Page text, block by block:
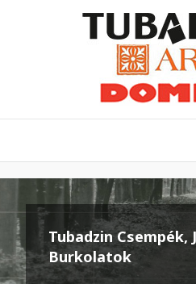
Tubadzin Csempék,
Burkolatok